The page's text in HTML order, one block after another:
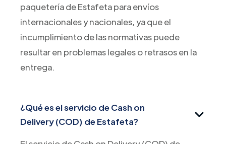
paquetería de Estafeta para envíos
internacionales y nacionales, ya que el
incumplimiento de las normativas puede
resultar en problemas legales o retrasos en la
entrega.
¿Qué es el servicio de Cash on
Delivery (COD) de Estafeta?